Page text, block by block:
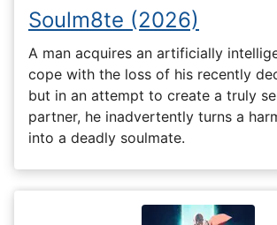
Soulm8te (2026)
A man acquires an artificially
cope with the loss of his recently
but in an attempt to create a truly
partner, he inadvertently turns a
into a deadly soulmate.